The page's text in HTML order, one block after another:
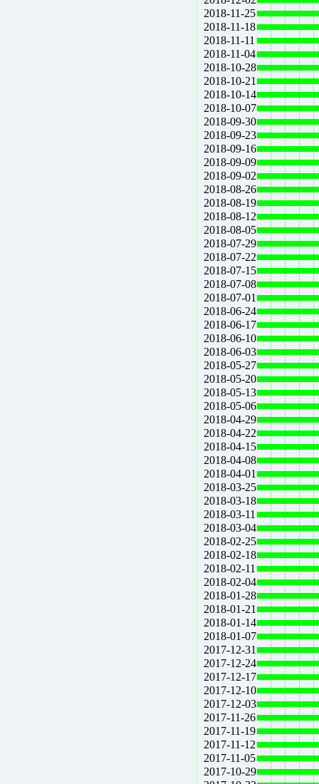
2018-11-25
2018-11-18
2018-11-11
2018-11-04
2018-10-28
2018-10-21
2018-10-14
2018-10-07
2018-09-30
2018-09-23
2018-09-16
2018-09-09
2018-09-02
2018-08-26
2018-08-19
2018-08-12
2018-08-05
2018-07-29
2018-07-22
2018-07-15
2018-07-08
2018-07-01
2018-06-24
2018-06-17
2018-06-10
2018-06-03
2018-05-27
2018-05-20
2018-05-13
2018-05-06
2018-04-29
2018-04-22
2018-04-15
2018-04-08
2018-04-01
2018-03-25
2018-03-18
2018-03-11
2018-03-04
2018-02-25
2018-02-18
2018-02-11
2018-02-04
2018-01-28
2018-01-21
2018-01-14
2018-01-07
2017-12-31
2017-12-24
2017-12-17
2017-12-10
2017-12-03
2017-11-26
2017-11-19
2017-11-12
2017-11-05
2017-10-29